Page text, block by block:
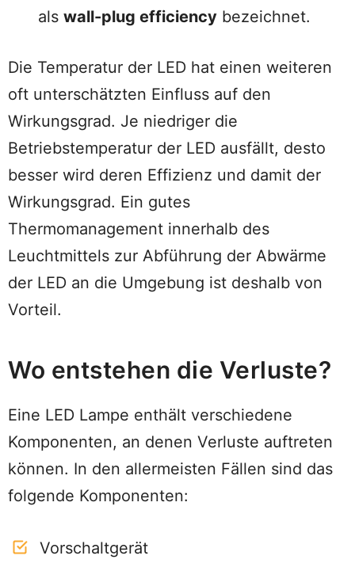
als wall-plug efficiency bezeichnet.
Die Temperatur der LED hat einen weiteren
oft unterschätzten Einfluss auf den
Wirkungsgrad. Je niedriger die
Betriebstemperatur der LED ausfällt, desto
besser wird deren Effizienz und damit der
Wirkungsgrad. Ein gutes
Thermomanagement innerhalb des
Leuchtmittels zur Abführung der Abwärme
der LED an die Umgebung ist deshalb von
Vorteil.
Wo entstehen die Verluste?
Eine LED Lampe enthält verschiedene
Komponenten, an denen Verluste auftreten
können. In den allermeisten Fällen sind das
folgende Komponenten:
Vorschaltgerät